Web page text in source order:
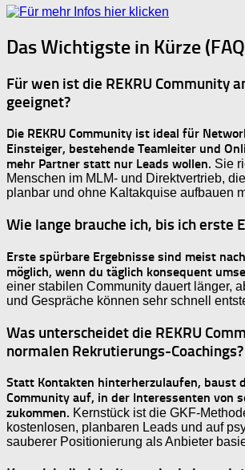
Das Wichtigste in Kürze
Für wen ist die REKRU Community
geeignet?
Die REKRU Community ist ideal für
Einsteiger, bestehende Teamleiter und
mehr Partner statt nur Leads wollen. Sie
Menschen im MLM- und Direktvertrieb,
planbar und ohne Kaltakquise aufbauen
Wie lange brauche ich, bis ich erste
Erste spürbare Ergebnisse sind meist
möglich, wenn du täglich konsequent
einer stabilen Community dauert länger,
und Gespräche können sehr schnell
Was unterscheidet die REKRU
normalen Rekrutierungs-Coachings?
Statt Kontakten hinterherzulaufen, baust
Community auf, in der Interessenten von
zukommen. Kernstück ist die GKF-
kostenlosen, planbaren Leads und auf
sauberer Positionierung als Anbieter